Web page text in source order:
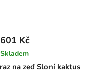
na zeď Sloní kaktus
601 Kč
Skladem